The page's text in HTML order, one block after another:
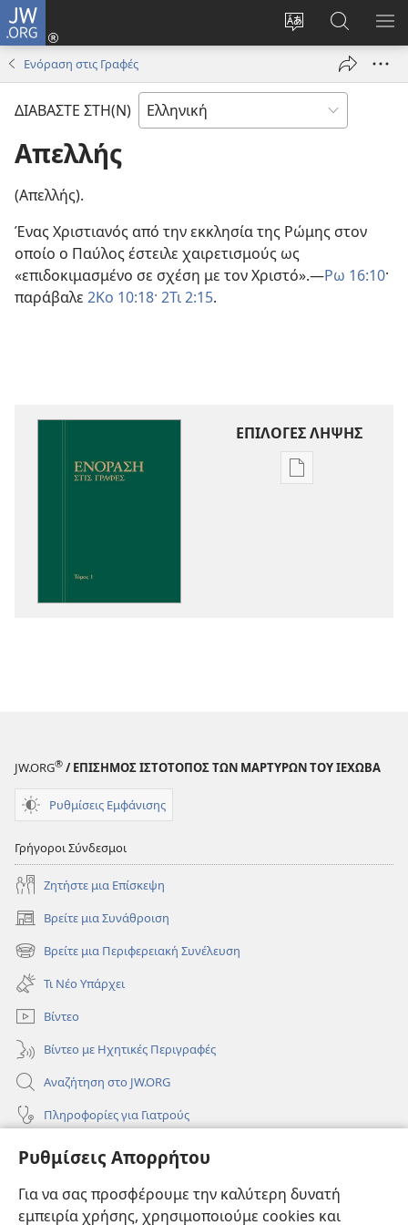
Ρυθμίσεις Απορρήτου
Για να σας προσφέρουμε την καλύτερη δυνατή
εμπειρία χρήσης, χρησιμοποιούμε cookies και
JW.ORG
Αλλαγή
γλώσσας
ιστότοπου
Σύνδεση
(ανοίγει
παράθυρο)
στο
JW.ORG
Ενόραση στις Γραφές
ΔΙΑΒΑΣΤΕ ΣΤΗ(Ν)
Απελλής
(Απελλής).
Ένας Χριστιανός από την εκκλησία της Ρώμης στον
οποίο ο Παύλος έστειλε χαιρετισμούς ως
«επιδοκιμασμένο σε σχέση με τον Χριστό».—Ρω 16:10·
παράβαλε 2Κο 10:18· 2Τι 2:15.
ΕΠΙΛΟΓΕΣ ΛΗΨΗΣ
Επιλογές
JW.ORG® / ΕΠΙΣΗΜΟΣ ΙΣΤΟΤΟΠΟΣ ΤΩΝ ΜΑΡΤΥΡΩΝ ΤΟΥ ΙΕΧΩΒΑ
Ρυθμίσεις Εμφάνισης
Γρήγοροι Σύνδεσμοι
Ζητήστε μια Επίσκεψη
Βρείτε μια Συνάθροιση
(ανοίγει
νέο
παράθυρο)
Βρείτε μια Περιφερειακή Συνέλευση
(ανοίγει
νέο
παράθυρο)
Τι Νέο Υπάρχει
Βίντεο
Βίντεο με Ηχητικές Περιγραφές
Αναζήτηση στο JW.ORG
Πληροφορίες για Γιατρούς
Πληροφορίες για Επίσημους Φορείς και ΜΜΕ